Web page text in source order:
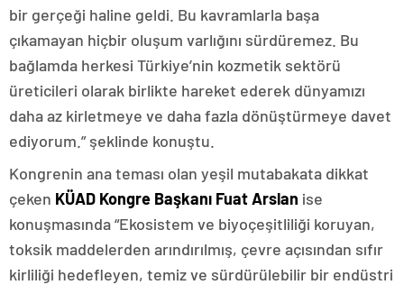
bir gerçeği haline geldi. Bu kavramlarla başa
çıkamayan hiçbir oluşum varlığını sürdüremez. Bu
bağlamda herkesi Türkiye’nin kozmetik sektörü
üreticileri olarak birlikte hareket ederek dünyamızı
daha az kirletmeye ve daha fazla dönüştürmeye davet
ediyorum.” şeklinde konuştu.
Kongrenin ana teması olan yeşil mutabakata dikkat
çeken KÜAD Kongre Başkanı Fuat Arslan ise
konuşmasında “Ekosistem ve biyoçeşitliliği koruyan,
toksik maddelerden arındırılmış, çevre açısından sıfır
kirliliği hedefleyen, temiz ve sürdürülebilir bir endüstri